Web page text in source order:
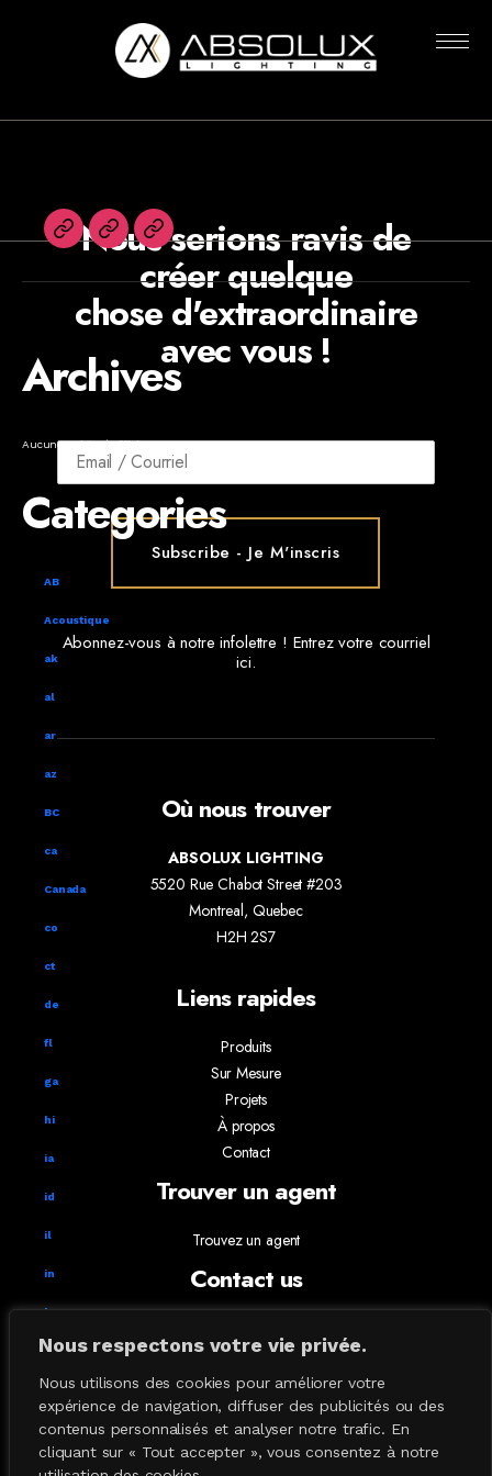
Nous respectons votre vie privée.
Nous utilisons des cookies pour améliorer votre
expérience de navigation, diffuser des publicités ou des
contenus personnalisés et analyser notre trafic. En
cliquant sur « Tout accepter », vous consentez à notre
Rien n’a été trouvé
English Agents Newsletters
Archives
Aucune archive à afficher.
Categories
AB
Acoustique
ak
al
ar
az
BC
ca
Canada
co
ct
de
fl
ga
hi
ia
id
il
in
ks
ky
la
Lampe de table
Nous serions ravis de
créer quelque
chose d'extraordinaire
avec vous !
Abonnez-vous à notre infolettre ! Entrez votre courriel
ici.
Où nous trouver
ABSOLUX LIGHTING
5520 Rue Chabot Street #203
Montreal, Quebec
H2H 2S7
Liens rapides
Produits
Sur Mesure
Projets
À propos
Contact
Trouver un agent
Trouvez un agent
Contact us
514.807.5157
1.877.ABSOLUX